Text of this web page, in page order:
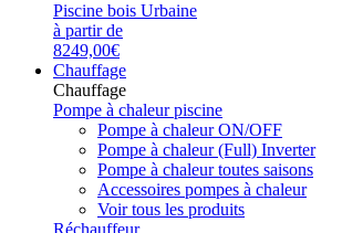
Piscine bois Urbaine
à partir de
8249,00€
Chauffage
Chauffage
Pompe à chaleur piscine
Pompe à chaleur ON/OFF
Pompe à chaleur (Full) Inverter
Pompe à chaleur toutes saisons
Accessoires pompes à chaleur
Voir tous les produits
Réchauffeur